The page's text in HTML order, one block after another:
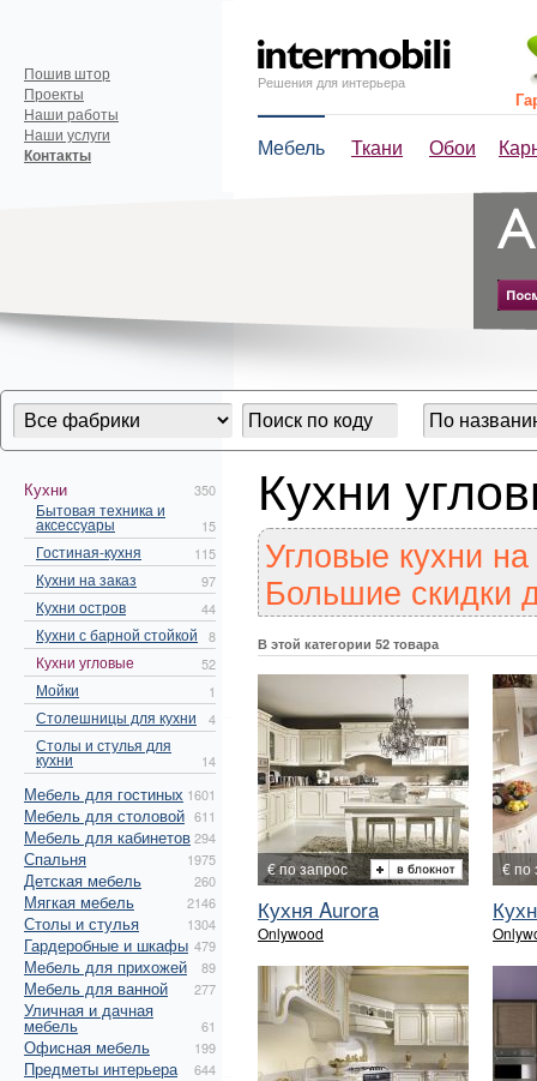
Решения для интерьера
Мебель Ткани Обои
Пошив штор
Проекты
Наши работы
Наши услуги
Контакты
Кухни 350
Бытовая техника и
аксессуары 15
Гостиная-кухня 115
Кухни на заказ 97
Кухни остров 44
Кухни с барной стойкой 8
Кухни угловые 52
Мойки 1
Столешницы для кухни 4
Столы и стулья для
кухни 14
Мебель для гостиных 1601
Мебель для столовой 611
Мебель для кабинетов294
Спальня 1975
Детская мебель 260
Мягкая мебель 2146
Столы и стулья 1304
Гардеробные и шкафы 479
Мебель для прихожей 89
Мебель для ванной 277
Уличная и дачная
мебель 61
Офисная мебель 199
Предметы интерьера 644
Кухни
Угловые кухни
Большие скидки
В этой категории 52 товара
€ по запрос
Кухня Aurora
Onlywood
€ по